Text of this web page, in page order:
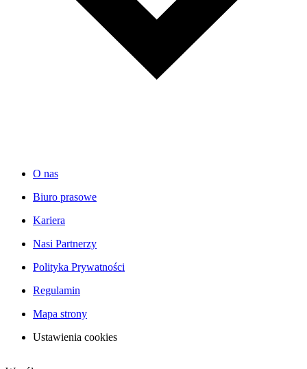
O nas
Biuro prasowe
Kariera
Nasi Partnerzy
Polityka Prywatności
Regulamin
Mapa strony
Ustawienia cookies